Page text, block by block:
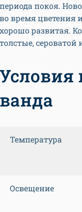
периода покоя.
во время цветения
хорошо развитая.
толстые, сероватой
ванда
Температура
Освещение